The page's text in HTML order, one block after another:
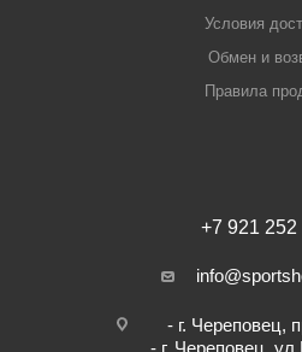
Условия
Обмен и
Правила
+7 921 252
- г. Череповец,
- г. Череповец,